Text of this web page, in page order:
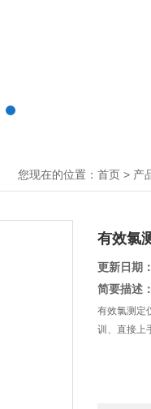
您现在的位置： 首页 > 产
有效氯
更新日期：
简要描述：
有效氯测定
训、直接上